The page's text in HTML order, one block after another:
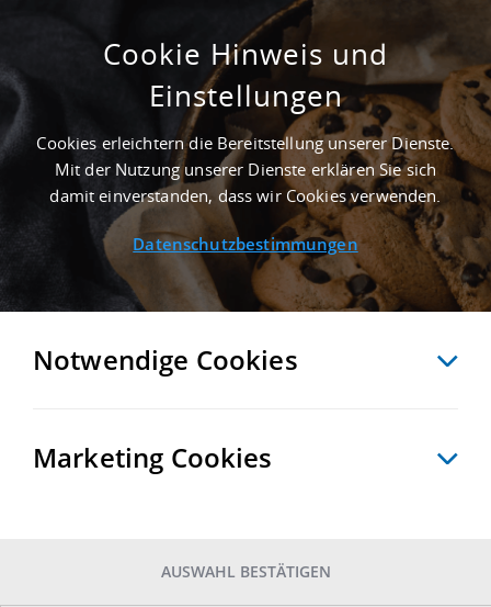
NEUWERTIG - 15.000 M²
INDUSTRIEIMMOBILIE IN HOCKENHEIM AN
DER AUTOBAHN A 6 - LANDKREIS RHEIN-
NECKAR-KREIS
Immobiliensuche / Detailansicht
Cookie Hinweis und
Einstellungen
Cookies erleichtern die Bereitstellung unserer Dienste.
Mit der Nutzung unserer Dienste erklären Sie sich
damit einverstanden, dass wir Cookies verwenden.
Datenschutzbestimmungen
Notwendige Cookies
Marketing Cookies
AUSWAHL BESTÄTIGEN